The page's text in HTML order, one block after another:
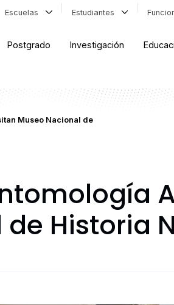
Escuelas Estudiantes
Postgrado Investigación
Museo Nacional de
Historia